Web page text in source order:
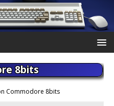
8bits
Commodore 8bits